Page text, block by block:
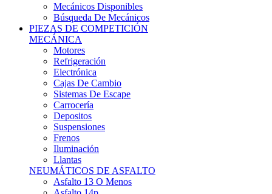
Mecánicos Disponibles
Búsqueda De Mecánicos
PIEZAS DE COMPETICIÓN
MECÁNICA
Motores
Refrigeración
Electrónica
Cajas De Cambio
Sistemas De Escape
Carrocería
Depositos
Suspensiones
Frenos
Iluminación
Llantas
NEUMÁTICOS DE ASFALTO
Asfalto 13 O Menos